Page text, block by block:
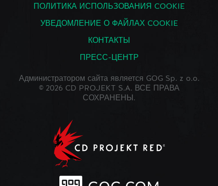
ПОЛИТИКА ИСПОЛЬЗОВАНИЯ COOKIE
УВЕДОМЛЕНИЕ О ФАЙЛАХ COOKIE
КОНТАКТЫ
ПРЕСС-ЦЕНТР
Администратором сайта является GOG Sp. z o.o.
© 2026 CD PROJEKT S.A. ВСЕ ПРАВА
СОХРАНЕНЫ.